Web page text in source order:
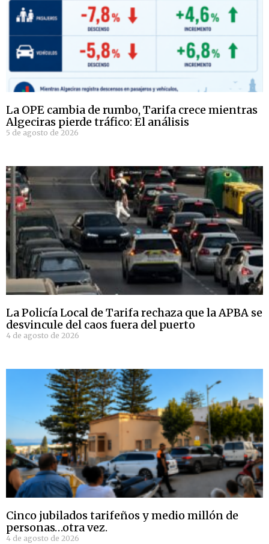
La OPE cambia de rumbo, Tarifa crece mientras
Algeciras pierde tráfico: El análisis
5 de agosto de 2026
La Policía Local de Tarifa rechaza que la APBA se
desvincule del caos fuera del puerto
4 de agosto de 2026
Cinco jubilados tarifeños y medio millón de
personas…otra vez.
4 de agosto de 2026